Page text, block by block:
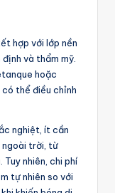
hợp với lớp nền
và thẩm mỹ.
hoặc
thể điều chỉnh
nghiệt, ít cần
ngoài trời, từ
nhiên, chi phí
tự nhiên so với